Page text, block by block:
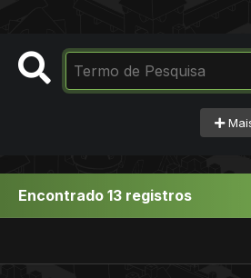
Encontrado 13 registros